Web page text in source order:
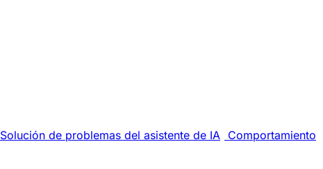
Solución de problemas del asistente de IA Comportamiento